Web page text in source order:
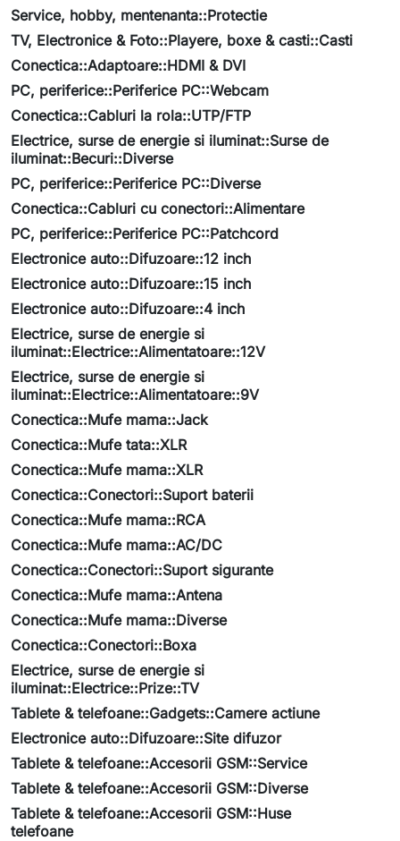
Service, hobby, mentenanta::Protectie
TV, Electronice & Foto::Playere, boxe & casti::Casti
Conectica::Adaptoare::HDMI & DVI
PC, periferice::Periferice PC::Webcam
Conectica::Cabluri la rola::UTP/FTP
Electrice, surse de energie si iluminat::Surse de
iluminat::Becuri::Diverse
PC, periferice::Periferice PC::Diverse
Conectica::Cabluri cu conectori::Alimentare
PC, periferice::Periferice PC::Patchcord
Electronice auto::Difuzoare::12 inch
Electronice auto::Difuzoare::15 inch
Electronice auto::Difuzoare::4 inch
Electrice, surse de energie si
iluminat::Electrice::Alimentatoare::12V
Electrice, surse de energie si
iluminat::Electrice::Alimentatoare::9V
Conectica::Mufe mama::Jack
Conectica::Mufe tata::XLR
Conectica::Mufe mama::XLR
Conectica::Conectori::Suport baterii
Conectica::Mufe mama::RCA
Conectica::Mufe mama::AC/DC
Conectica::Conectori::Suport sigurante
Conectica::Mufe mama::Antena
Conectica::Mufe mama::Diverse
Conectica::Conectori::Boxa
Electrice, surse de energie si
iluminat::Electrice::Prize::TV
Tablete & telefoane::Gadgets::Camere actiune
Electronice auto::Difuzoare::Site difuzor
Tablete & telefoane::Accesorii GSM::Service
Tablete & telefoane::Accesorii GSM::Diverse
Tablete & telefoane::Accesorii GSM::Huse
telefoane